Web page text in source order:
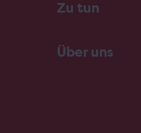
Zu tun
Über uns